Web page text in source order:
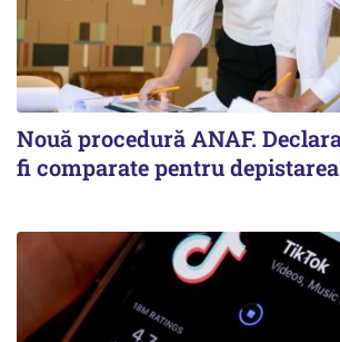
Nouă procedură ANAF.
fi comparate pentru